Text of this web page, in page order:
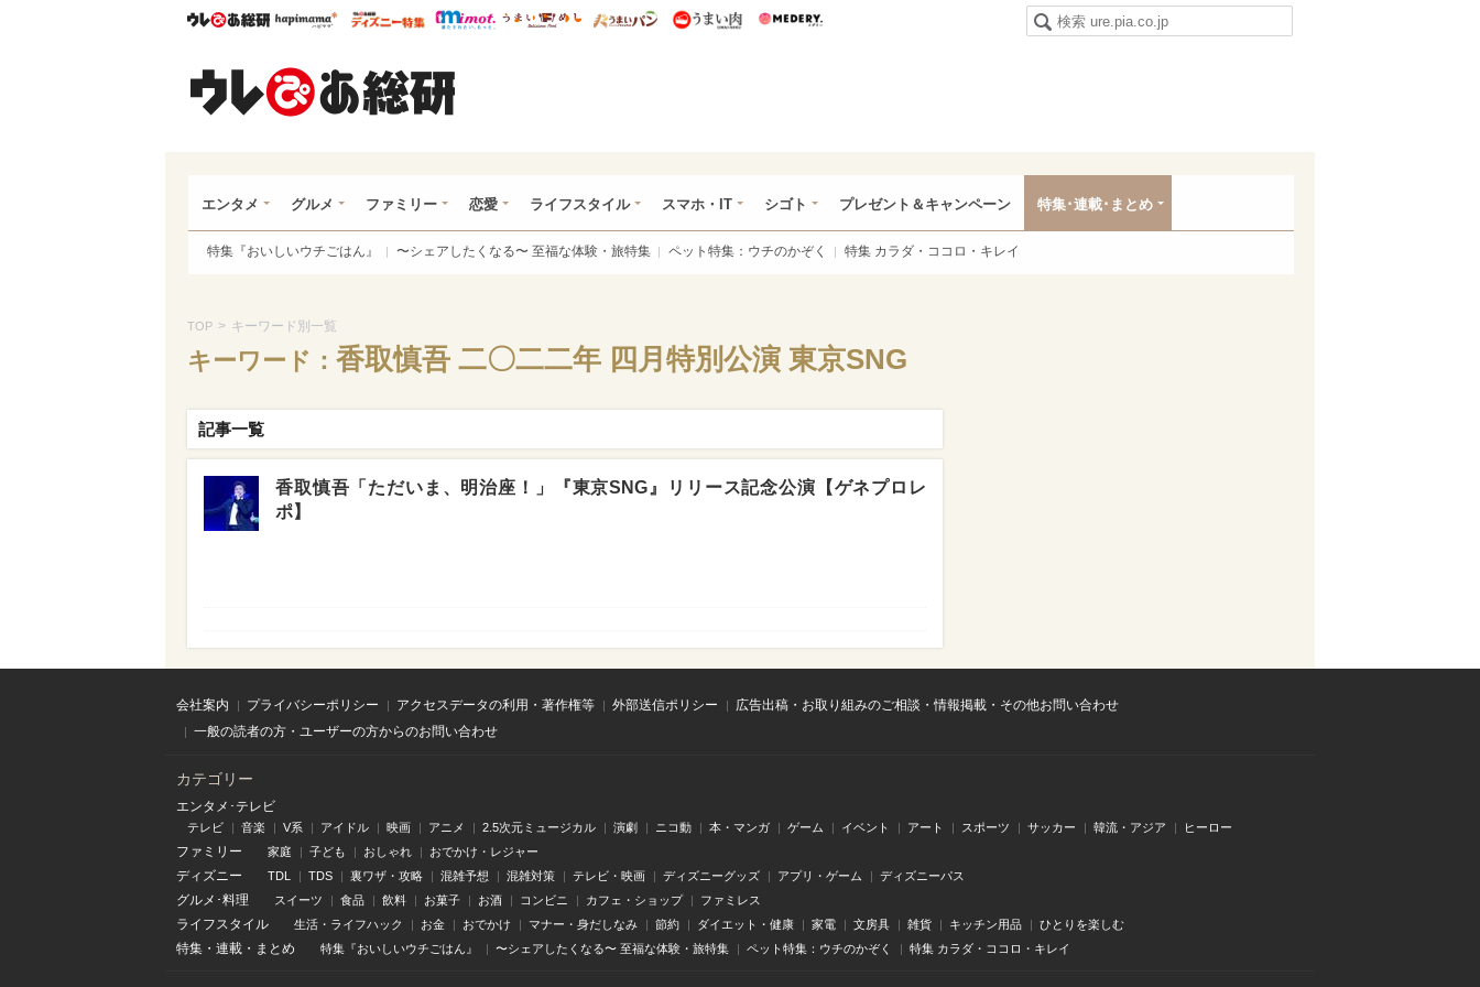
ウレぴあ総研ハピママ* ウレぴあ総研 ディズニー特集
mimot. うまいめし うまいパン うまい肉
エンタメ グルメ ファミリー 恋愛 ライフスタイル スマホ・IT シゴト プレゼント＆キャンペーン 特集･連載･まとめ
特集『おいしいウチごはん』 〜シェアしたくなる〜 至福な体験・旅特集 ペット特集：ウチのかぞく 特集 カラダ・ココロ・キレイ
TOP > キーワード別一覧
キーワード： 香取慎吾 二〇二二年 四月特別公演 東京SNG
記事一覧
香取慎吾「ただいま、明治座！」『東京SNG』リリース記念公演【ゲネプロレ
ポ】
会社案内 プライバシーポリシー アクセスデータの利用・著作権等 外部送信ポリシー
広告出稿・お取り組みのご相談・情報掲載・その他お問い合わせ
一般の読者の方・ユーザーの方からのお問い合わせ
カテゴリー
エンタメ･テレビ
テレビ 音楽 V系 アイドル 映画 アニメ 2.5次元ミュージカル 演劇 ニコ動 本・マンガ ゲーム イベント アート スポーツ サッカー 韓流・アジア ヒーロー
ファミリー 家庭 子ども おしゃれ おでかけ・レジャー
ディズニー TDL TDS 裏ワザ・攻略 混雑予想 混雑対策 テレビ・映画 ディズニーグッズ アプリ・ゲーム ディズニーパス
グルメ･料理 スイーツ 食品 飲料 お菓子 お酒 コンビニ カフェ・ショップ ファミレス
ライフスタイル 生活・ライフハック お金 おでかけ マナー・身だしなみ 節約 ダイエット・健康 家電 文房具 雑貨 キッチン用品 ひとりを楽しむ
特集 ・ 連載 ・ まとめ 特集『おいしいウチごはん』 〜シェアしたくなる〜 至福な体験・旅特集 ペット特集：ウチのかぞく 特集 カラダ・ココロ・キレイ